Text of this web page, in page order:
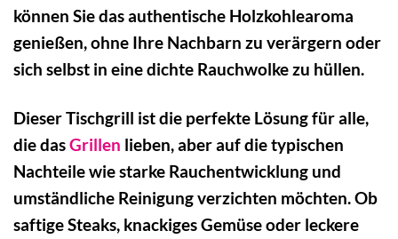
können Sie das authentische Holzkohlearoma
genießen, ohne Ihre Nachbarn zu verärgern oder
sich selbst in eine dichte Rauchwolke zu hüllen.
Dieser Tischgrill ist die perfekte Lösung für alle,
die dasGrillen lieben, aber auf die typischen
Nachteile wie starke Rauchentwicklung und
umständliche Reinigung verzichten möchten. Ob
saftige Steaks, knackiges Gemüse oder leckere